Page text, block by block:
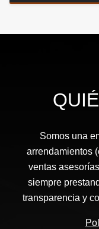
Somos una
arrendamientos
ventas
siempre
transparencia y